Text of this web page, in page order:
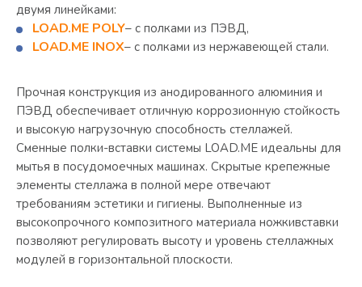
двумя линейками:
LOAD.ME POLY– c полками из ПЭВД,
LOAD.ME INOX– с полками из нержавеющей стали.
Прочная конструкция из анодированного алюминия и
ПЭВД обеспечивает отличную коррозионную стойкость
и высокую нагрузочную способность стеллажей.
Сменные полки-вставки системы LOAD.ME идеальны для
мытья в посудомоечных машинах. Скрытые крепежные
элементы стеллажа в полной мере отвечают
требованиям эстетики и гигиены. Выполненные из
высокопрочного композитного материала ножкивставки
позволяют регулировать высоту и уровень стеллажных
модулей в горизонтальной плоскости.